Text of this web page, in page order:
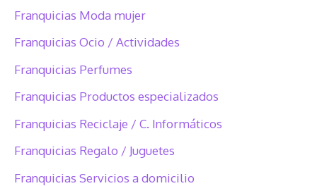
Franquicias Moda mujer
Franquicias Ocio / Actividades
Franquicias Perfumes
Franquicias Productos especializados
Franquicias Reciclaje / C. Informáticos
Franquicias Regalo / Juguetes
Franquicias Servicios a domicilio